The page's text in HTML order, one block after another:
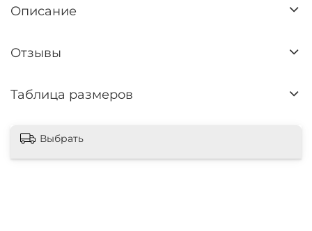
Описание
Отзывы
Таблица размеров
Выбрать